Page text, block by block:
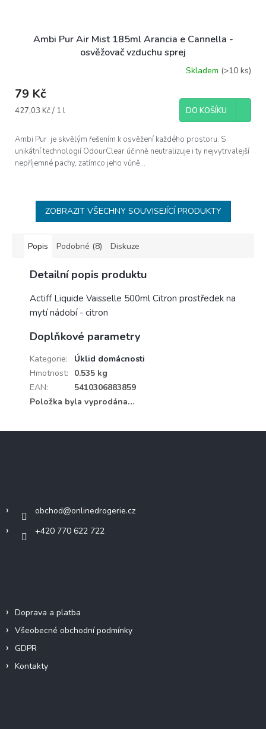
Ambi Pur Air Mist 185ml Arancia e Cannella -
osvěžovač vzduchu sprej
Skladem (>10 ks)
79 Kč
Měrná
427,03 Kč / 1 l DO KOŠÍKU
Ambi Pur je skvělým řešením k osvěžení každého prostoru. S
unikátní technologií OdourClear účinně neutralizuje i ty nejvytrvalejší
nepříjemné pachy, zatímco jeho vůně...
ZOBRAZIT VŠECHNY SOUVISEJÍCÍ PRODUKTY
Popis Podobné (8) Diskuze
Detailní popis produktu
Actiff Liquide Vaisselle 500ml Citron prostředek na
mytí nádobí - citron
Doplňkové parametry
Kategorie:
Úklid domácnosti
Hmotnost:
0.535 kg
EAN:
5410306883859
Položka byla vyprodána…
obchod@onlinedrogerie.cz
+420 770 622 722
Doprava a platba
Všeobecné obchodní podmínky
GDPR
Kontakty